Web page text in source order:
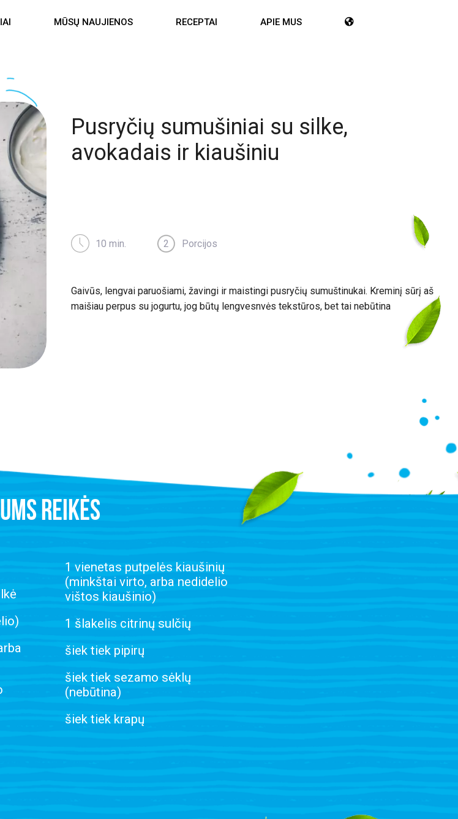
MŪSŲ NAUJIENOS RECEPTAI APIE MUS
Pusryčių sumušiniai su silke,
avokadais ir kiaušiniu
10 min. 2 Porcijos
Gaivūs, lengvai paruošiami, žavingi ir maistingi pusryčių sumuštinukai. Kreminį sūrį aš
maišiau perpus su jogurtu, jog būtų lengvesnvės tekstūros, bet tai nebūtina
REIKĖS
1 vienetas putpelės kiaušinių
(minkštai virto, arba nedidelio
vištos kiaušinio)
1 šlakelis citrinų sulčių
šiek tiek pipirų
šiek tiek sezamo sėklų
(nebūtina)
šiek tiek krapų